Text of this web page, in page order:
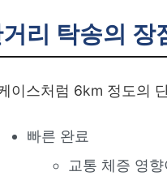
리 탁송의 장
이스처럼 6km 정도의
빠른 완료
교통 체증 영